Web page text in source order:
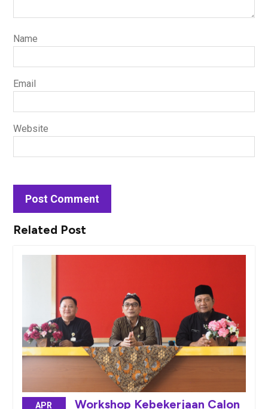
Name
Email
Website
Related Post
APR Workshop Kebekerjaan Calon